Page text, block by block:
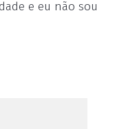
e eu não sou